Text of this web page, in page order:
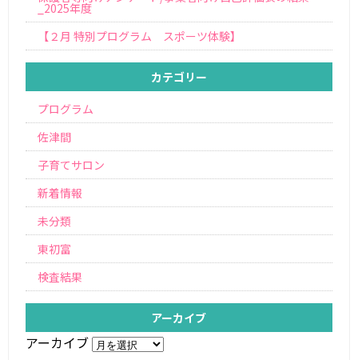
_2025年度
【２月 特別プログラム スポーツ体験】
カテゴリー
プログラム
佐津間
子育てサロン
新着情報
未分類
東初富
検査結果
アーカイブ
アーカイブ